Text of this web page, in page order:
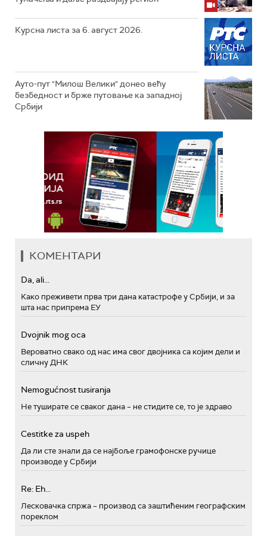
Курсна листа за 6. август 2026.
Ауто-пут "Милош Велики" донео већу
безбедност и брже путовање ка западној
Србији
КОМЕНТАРИ
Da, ali...
Како преживети прва три дана катастрофе у Србији, и за
шта нас припрема ЕУ
Dvojnik mog oca
Вероватно свако од нас има свог двојника са којим дели и
сличну ДНК
Nemogućnost tusiranja
Не туширате се сваког дана – не стидите се, то је здраво
Cestitke za uspeh
Да ли сте знали да се најбоље грамофонске ручице
производе у Србији
Re: Eh...
Лесковачка спржа – производ са заштићеним географским
пореклом